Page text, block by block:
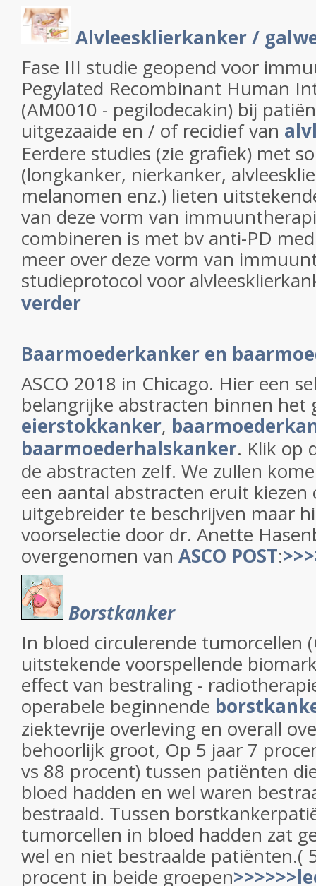
Alvleesklierkanker /
Fase III studie geopend voor
Pegylated Recombinant Human
(AM0010 - pegilodecakin) bij
uitgezaaide en / of recidief van
Eerdere studies (zie grafiek) met
(longkanker, nierkanker,
melanomen enz.) lieten
van deze vorm van
combineren is met bv anti-PD
meer over deze vorm van
studieprotocol voor
verder
Baarmoederkanker en
ASCO 2018 in Chicago. Hier een
belangrijke abstracten binnen het
eierstokkanker,
baarmoederhalskanker. Klik op
de abstracten zelf. We zullen
een aantal abstracten eruit kiezen
uitgebreider te beschrijven maar
voorselectie door dr. Anette
overgenomen van ASCO POST:
Borstkanker
In bloed circulerende tumorcellen
uitstekende voorspellende
effect van bestraling -
operabele beginnende
ziektevrije overleving en overall
behoorlijk groot, Op 5 jaar 7
vs 88 procent) tussen patiënten
bloed hadden en wel waren
bestraald. Tussen
tumorcellen in bloed hadden zat
wel en niet bestraalde patiënten.(
procent in beide groepen